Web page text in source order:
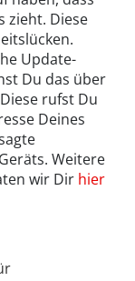
zieht. Diese
Update-
Du das über
rufst Du
Deines
Weitere
wir Dir hier